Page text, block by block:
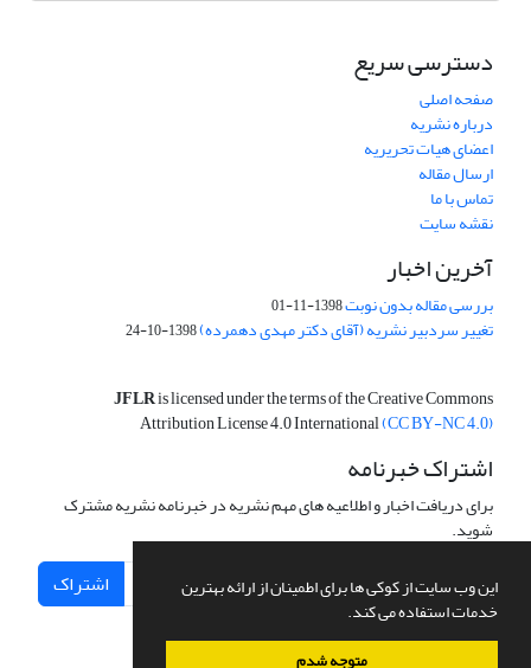
این وب سایت از کوکی ها برای اطمینان از ارائه بهترین
خدمات استفاده می کند.
متوجه شدم
دسترسی سریع
صفحه اصلی
درباره نشریه
اعضای هیات تحریریه
ارسال مقاله
تماس با ما
نقشه سایت
آخرین اخبار
بررسی مقاله بدون نوبت1398-11-01
تغییر سردبیر نشریه (آقای دکتر مهدی دهمرده)1398-10-24
JFLRis licensed under the terms of the Creative Commons
Attribution License 4.0 International(CC BY-NC 4.0)
اشتراک خبرنامه
برای دریافت اخبار و اطلاعیه های مهم نشریه در خبرنامه نشریه مشترک
شوید.
اشتراک